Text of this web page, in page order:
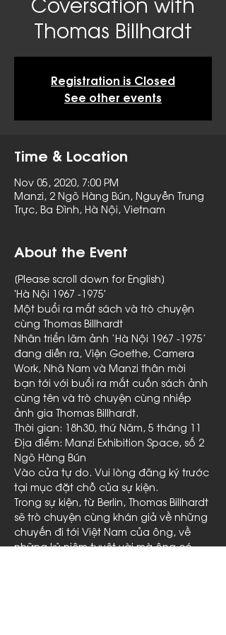
Thomas Billhardt
Registration is Closed
See other events
Time & Location
Nov 05, 2020, 7:00 PM
Manzi, 2 Ngõ Hàng Bún, Nguyễn Trung
Trực, Ba Đình, Hà Nội, Vietnam
About the Event
[Please scroll down for English]
'Hà Nội 1967 -1975'
Một buổi ra mắt sách và trò chuyện
cùng Thomas Billhardt
Nhân triển lãm ảnh ‘Hà Nội 1967 -1975’
đang diễn ra, Viện Goethe, Camera
Work, Nhã Nam và Manzi thân mời
bạn tới với buổi ra mắt cuốn sách ảnh
cùng tên và trò chuyện cùng nhiếp
ảnh gia Thomas Billhardt.
Thời gian: 18h30, thứ Năm, 5 tháng 11
Địa điểm: Manzi Exhibition Space, số 2
Ngõ Hàng Bún
Vào cửa tự do. Vui lòng đăng ký trước
tại mục đặt chỗ của sự kiện.
Trong sự kiện, từ Berlin, Thomas Billhardt
sẽ trò chuyện cùng khán giả về những
chuyến đi tới Việt Nam của ông, về
những kỷ niệm tuyệt vời mà ông có